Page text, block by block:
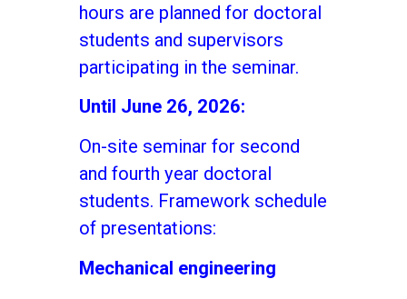
hours are planned for doctoral
students and supervisors
participating in the seminar.
Until June 26, 2026:
On-site seminar for second
and fourth year doctoral
students. Framework schedule
of presentations:
Mechanical engineering